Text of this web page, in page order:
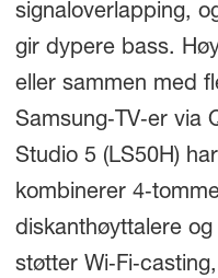
signaloverlapping,
gir dypere bass.
eller sammen med
Samsung‑TV‑er via
Studio 5 (LS50H)
kombinerer
diskanthøyttalere
støtter